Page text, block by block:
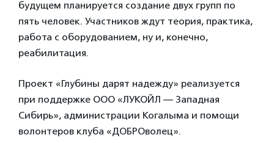
будущем планируется создание двух групп по
пять человек. Участников ждут теория, практика,
работа с оборудованием, ну и, конечно,
реабилитация.
Проект «Глубины дарят надежду» реализуется
при поддержке ООО «ЛУКОЙЛ — Западная
Сибирь», администрации Когалыма и помощи
волонтеров клуба «ДОБРОволец».